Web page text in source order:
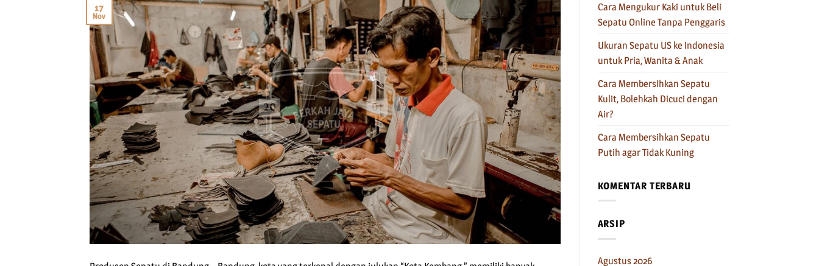
17
Nov
Cara Mengukur Kaki untuk Beli
Sepatu Online Tanpa Penggaris
Ukuran Sepatu US ke Indonesia
untuk Pria, Wanita & Anak
Cara Membersihkan Sepatu
Kulit, Bolehkah Dicuci dengan
Air?
Cara Membersihkan Sepatu
Putih agar Tidak Kuning
KOMENTAR TERBARU
ARSIP
Agustus 2026